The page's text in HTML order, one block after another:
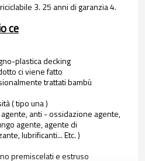
3. 25 anni di garanzia 4.
ce
plastica decking
ci viene fatto
trattati bambù
( tipo una )
anti - ossidazione agente,
agente, agente di
lubrificanti... Etc. )
premiscelati e estruso